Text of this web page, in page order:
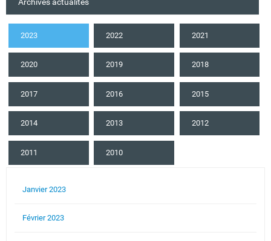
2023 2022 2021
2020 2019 2018
2017 2016 2015
2014 2013 2012
2011 2010
Janvier 2023
Février 2023